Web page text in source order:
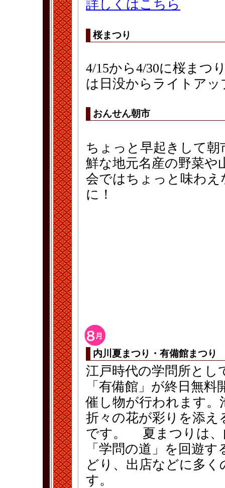
詳しくはこちら
桜まつり
4/15から4/30に桜まつ
は日没からライトア
おんせん朝市
ちょっと早起きして
鮮な地元名産の野菜や
会ではちょっと味わ
に！
内川夏まつり・有備館まつり
江戸時代の学問所とし
「有備館」が終日無料
催し物が行われます。
折々の花が彩りを添え
です。 夏まつりは、
「学問の道」を回遊
どり、出店などに多
す。